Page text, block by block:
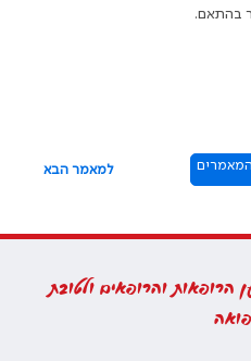
בהתאם.
למאמר הבא
הרופאות והרופאים ולטובת